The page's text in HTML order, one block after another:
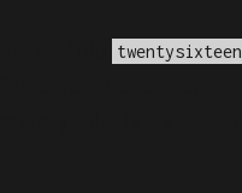
twentysixteen